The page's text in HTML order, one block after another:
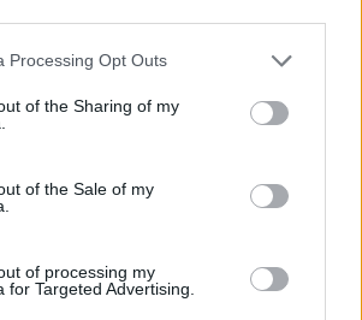
website/app uses one or more Google
or usage behaviour. You may click to
to Google and its third-party tags to
specified purposes in below Google
Processing Opt Outs
of the Sharing of my
of the Sale of my
of processing my
for Targeted Advertising.
προβλέπονται από τον
Οκτώβριο σε μεγάλο μέρος της
είναι αρκετό για την πλήρη
έλλειμμα (βροχοπτώσεων) που
επί έξι και πλέον μήνες, αλλά θα